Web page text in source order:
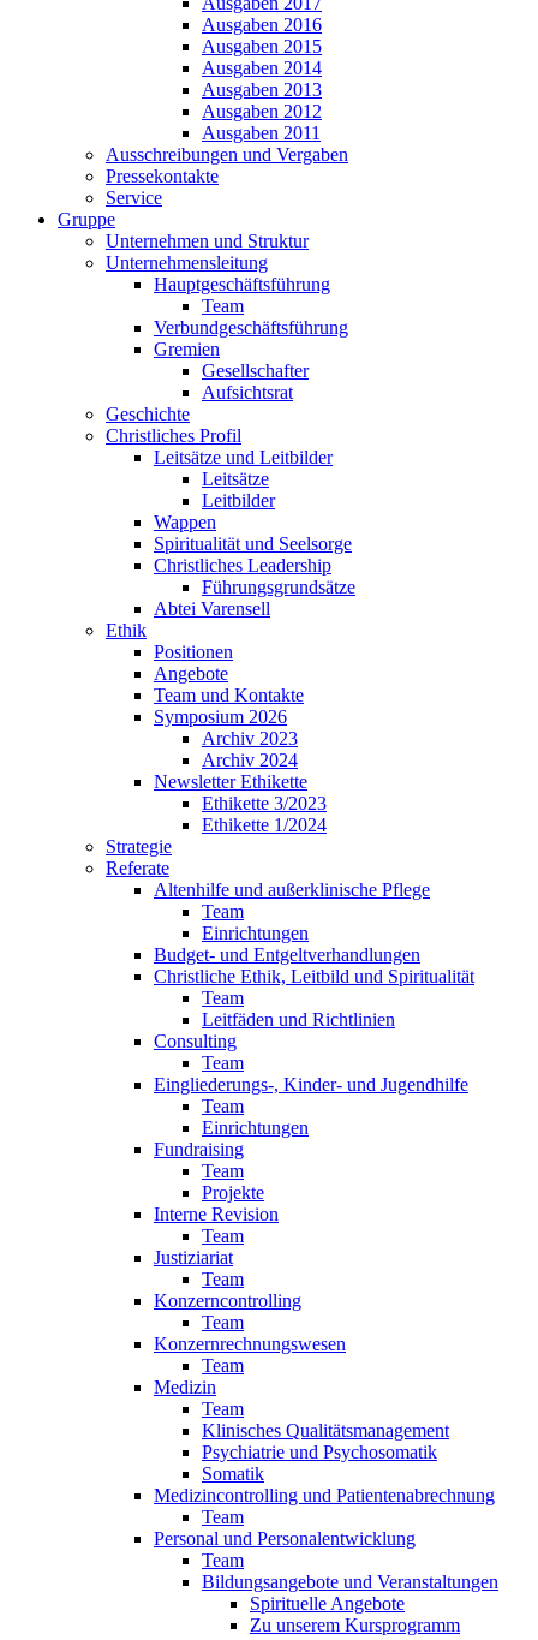
Ausgaben 2016
Ausgaben 2015
Ausgaben 2014
Ausgaben 2013
Ausgaben 2012
Ausgaben 2011
Ausschreibungen und Vergaben
Pressekontakte
Service
Gruppe
Unternehmen und Struktur
Unternehmensleitung
Hauptgeschäftsführung
Team
Verbundgeschäftsführung
Gremien
Gesellschafter
Aufsichtsrat
Geschichte
Christliches Profil
Leitsätze und Leitbilder
Leitsätze
Leitbilder
Wappen
Spiritualität und Seelsorge
Christliches Leadership
Führungsgrundsätze
Abtei Varensell
Ethik
Positionen
Angebote
Team und Kontakte
Symposium 2026
Archiv 2023
Archiv 2024
Newsletter Ethikette
Ethikette 3/2023
Ethikette 1/2024
Strategie
Referate
Altenhilfe und außerklinische Pflege
Team
Einrichtungen
Budget- und Entgeltverhandlungen
Christliche Ethik, Leitbild und Spiritualität
Team
Leitfäden und Richtlinien
Consulting
Team
Eingliederungs-, Kinder- und Jugendhilfe
Team
Einrichtungen
Fundraising
Team
Projekte
Interne Revision
Team
Justiziariat
Team
Konzerncontrolling
Team
Konzernrechnungswesen
Team
Medizin
Team
Klinisches Qualitätsmanagement
Psychiatrie und Psychosomatik
Somatik
Medizincontrolling und Patientenabrechnung
Team
Personal und Personalentwicklung
Team
Bildungsangebote und Veranstaltungen
Spirituelle Angebote
Zu unserem Kursprogramm